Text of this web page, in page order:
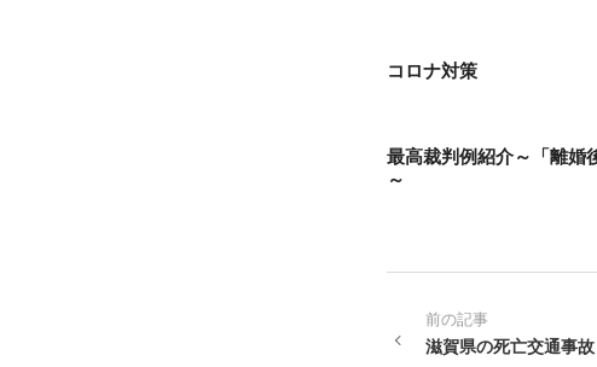
コロナ対策
最高裁判例紹介～「離婚
～
前の記事
滋賀県の死亡交通事故